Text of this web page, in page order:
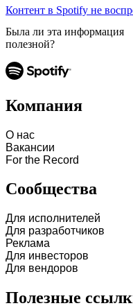
Контент в Spotify не
Была ли эта информация
полезной?
Компания
О нас
Вакансии
For the Record
Сообщества
Для исполнителей
Для разработчиков
Реклама
Для инвесторов
Для вендоров
Полезные